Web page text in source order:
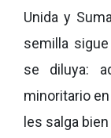
Unida y
semilla
se diluya:
minoritario
les salga